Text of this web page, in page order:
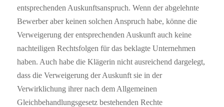
entsprechenden Auskunftsanspruch. Wenn der abgelehnte
Bewerber aber keinen solchen Anspruch habe, könne die
Verweigerung der entsprechenden Auskunft auch keine
nachteiligen Rechtsfolgen für das beklagte Unternehmen
haben. Auch habe die Klägerin nicht ausreichend dargelegt,
dass die Verweigerung der Auskunft sie in der
Verwirklichung ihrer nach dem Allgemeinen
Gleichbehandlungsgesetz bestehenden Rechte